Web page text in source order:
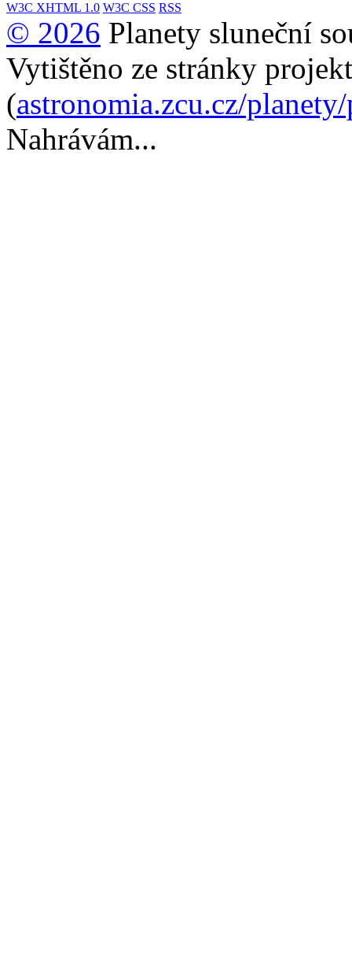
W3C XHTML 1.0 W3C CSS RSS
© 2026 Planety sluneční
Vytištěno ze stránky
(astronomia.zcu.cz/
Nahrávám...